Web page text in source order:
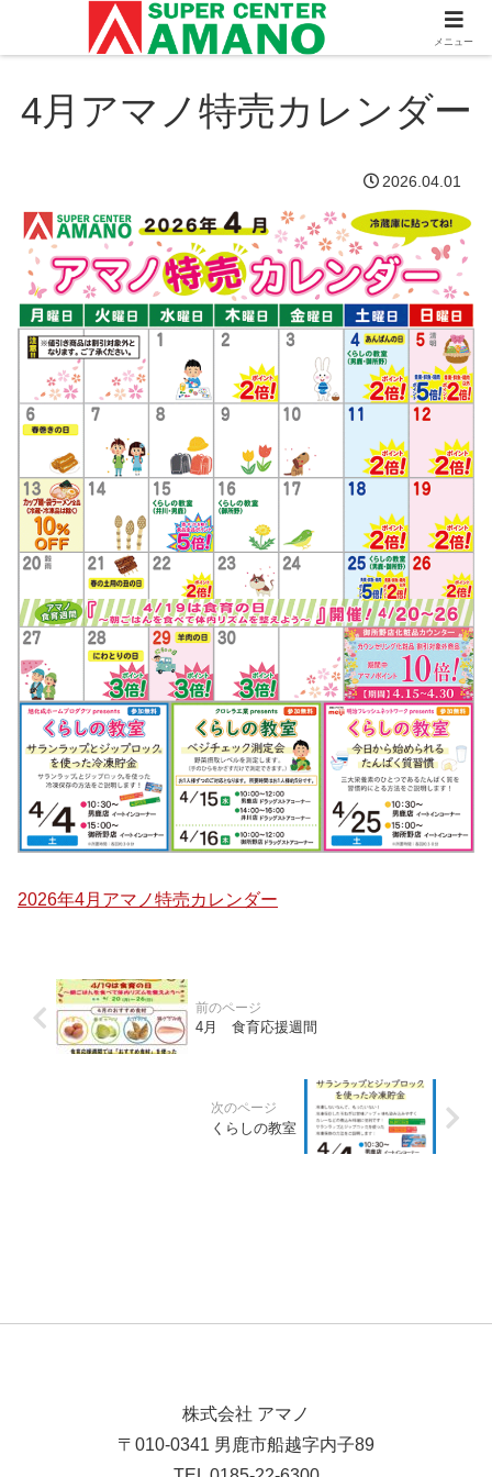
4月アマノ特売カレンダー
2026.04.01
2026年4月アマノ特売カレンダー
4月 食育応援週間
くらしの教室
株式会社 アマノ
〒010-0341 男鹿市船越字内子89
メニュー